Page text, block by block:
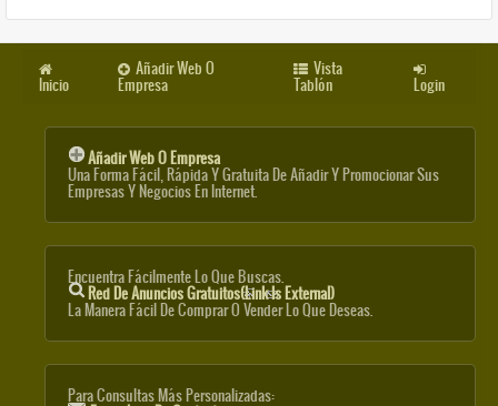
Inicio
Añadir Web O
Empresa
Vista
Tablón Login
Añadir Web O Empresa
Una Forma Fácil, Rápida Y Gratuita De Añadir Y Promocionar Sus
Empresas Y Negocios En Internet.
Encuentra Fácilmente Lo Que Buscas.
Red De Anuncios Gratuitos(link Is External)
La Manera Fácil De Comprar O Vender Lo Que Deseas.
Para Consultas Más Personalizadas: